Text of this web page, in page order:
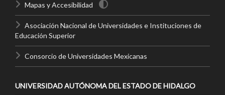
Mapas y Accesibilidad
Asociación Nacional de Universidades e Instituciones de
Educación Superior
Consorcio de Universidades Mexicanas
UNIVERSIDAD AUTÓNOMA DEL ESTADO DE HIDALGO